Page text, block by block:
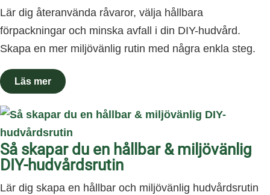
Lär dig återanvända råvaror, välja hållbara
förpackningar och minska avfall i din DIY-hudvård.
Skapa en mer miljövänlig rutin med några enkla steg.
Så skapar du en hållbar & miljövänlig
DIY-hudvårdsrutin
Lär dig skapa en hållbar och miljövänlig hudvårdsrutin